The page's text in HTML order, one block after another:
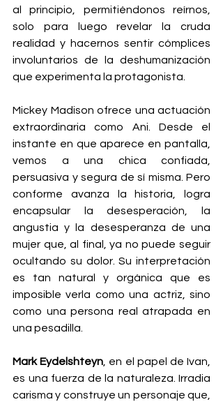
al principio, permitiéndonos reírnos,
solo para luego revelar la cruda
realidad y hacernos sentir cómplices
involuntarios de la deshumanización
que experimenta la protagonista.
Mickey Madison ofrece una actuación
extraordinaria como Ani. Desde el
instante en que aparece en pantalla,
vemos a una chica confiada,
persuasiva y segura de sí misma. Pero
conforme avanza la historia, logra
encapsular la desesperación, la
angustia y la desesperanza de una
mujer que, al final, ya no puede seguir
ocultando su dolor. Su interpretación
es tan natural y orgánica que es
imposible verla como una actriz, sino
como una persona real atrapada en
una pesadilla.
Mark Eydelshteyn, en el papel de Ivan,
es una fuerza de la naturaleza. Irradia
carisma y construye un personaje que,